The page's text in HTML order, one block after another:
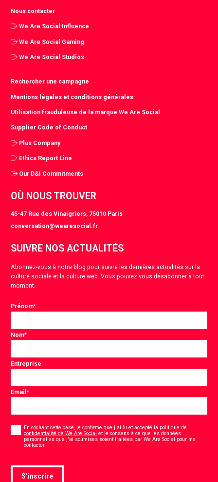
Nous contacter
We Are Social Influence
We Are Social Gaming
We Are Social Studios
Rechercher une campagne
Mentions légales et conditions générales
Utilisation frauduleuse de la marque We Are Social
Supplier Code of Conduct
Plus Company
Ethics Report Line
Our D&I Commitments
OÙ NOUS TROUVER
45-47 Rue des Vinaigriers, 75010 Paris
conversation@wearesocial.fr
SUIVRE NOS ACTUALITÉS
Abonnez-vous à notre blog pour suivre les dernières actualités sur la
culture sociale et la culture web. Vous pouvez vous désabonner à tout
moment.
Prénom*
Nom*
Entreprise
Email*
Consentement
En cochant cette case, je confirme que j'ai lu et accepté la politique de
confidentialité de We Are Social et je consens à ce que les données
personnelles que j'ai soumises soient traitées par We Are Social pour me
contacter.
S'inscrire